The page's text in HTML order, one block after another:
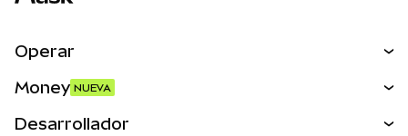
Operar
Money NUEVA
Desarrollador